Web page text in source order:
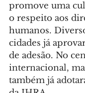
promove uma
o respeito aos
humanos.
cidades já
de adesão. No
internacional,
também já